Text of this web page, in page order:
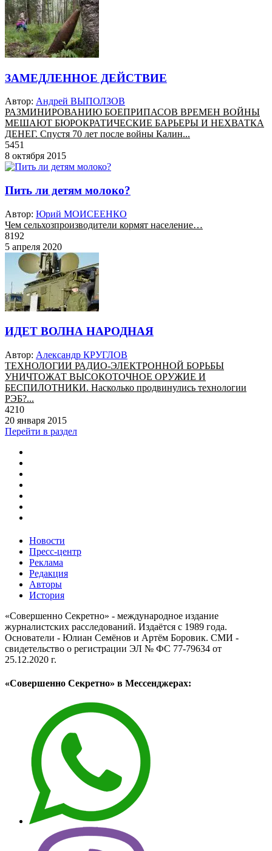
ЗАМЕДЛЕННОЕ ДЕЙСТВИЕ
Автор: Андрей ВЫПОЛЗОВ
РАЗМИНИРОВАНИЮ БОЕПРИПАСОВ ВРЕМЕН ВОЙНЫ
МЕШАЮТ БЮРОКРАТИЧЕСКИЕ БАРЬЕРЫ И НЕХВАТКА
ДЕНЕГ. Спустя 70 лет после войны Калин...
5451
8 октября 2015
Пить ли детям молоко?
Автор: Юрий МОИСЕЕНКО
Чем сельхозпроизводители кормят население…
8192
5 апреля 2020
ИДЕТ ВОЛНА НАРОДНАЯ
Автор: Александр КРУГЛОВ
ТЕХНОЛОГИИ РАДИО-ЭЛЕКТРОННОЙ БОРЬБЫ
УНИЧТОЖАТ ВЫСОКОТОЧНОЕ ОРУЖИЕ И
БЕСПИЛОТНИКИ. Насколько продвинулись технологии
РЭБ?...
4210
20 января 2015
Перейти в раздел
Новости
Пресс-центр
Реклама
Редакция
Авторы
История
«Совершенно Секретно» - международное издание
журналистских расследований. Издаётся с 1989 года.
Основатели - Юлиан Семёнов и Артём Боровик. CМИ -
свидетельство о регистрации ЭЛ № ФС 77-79634 от
25.12.2020 г.
«Совершенно Секретно» в Мессенджерах: